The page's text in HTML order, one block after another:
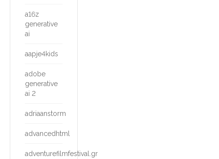
a16z
generative
ai
aapje4kids
adobe
generative
ai 2
adriaanstorm
advancedhtml
adventurefilmfestival.gr